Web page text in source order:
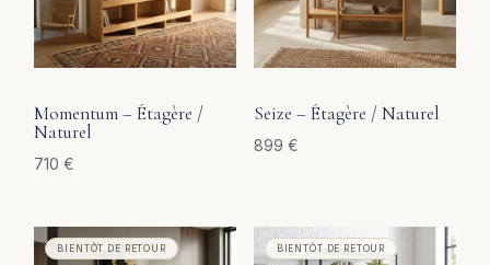
Momentum – Étagère /
Naturel
710€
Seize – Étagère / Naturel
899 €